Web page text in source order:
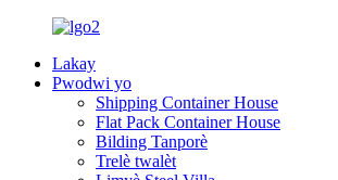
Lakay
Pwodwi yo
Shipping Container House
Flat Pack Container House
Bilding Tanporè
Trelè twalèt